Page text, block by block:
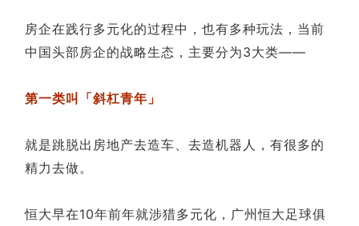
房企在践行多元化的过程中，也有多种玩法，当前
中国头部房企的战略生态，主要分为3大类——
第一类叫「斜杠青年」
就是跳脱出房地产去造车、去造机器人，有很多的
精力去做。
恒大早在10年前年就涉猎多元化，广州恒大足球俱